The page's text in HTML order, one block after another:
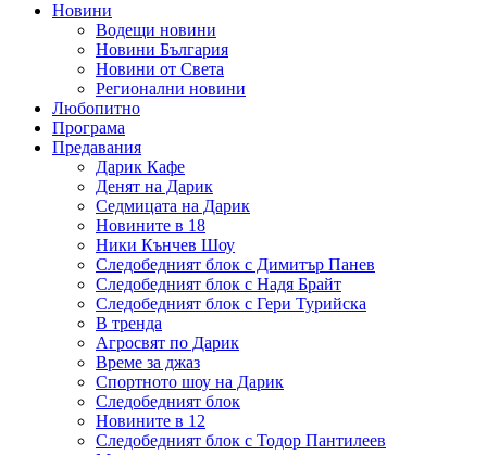
Новини
Водещи новини
Новини България
Новини от Света
Регионални новини
Любопитно
Програма
Предавания
Дарик Кафе
Денят на Дарик
Седмицата на Дарик
Новините в 18
Ники Кънчев Шоу
Следобедният блок с Димитър Панев
Следобедният блок с Надя Брайт
Следобедният блок с Гери Турийска
В тренда
Агросвят по Дарик
Време за джаз
Спортното шоу на Дарик
Следобедният блок
Новините в 12
Следобедният блок с Тодор Пантилеев